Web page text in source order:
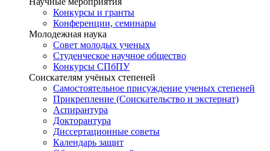
Конкурсы и гранты
Конференции, семинары
Молодежная наука
Совет молодых ученых
Студенческое научное общество
Конкурсы СПбПУ
Соискателям учёных степеней
Самостоятельное присуждение ученых степеней
Прикрепление (Соискательство и экстернат)
Аспирантура
Докторантура
Диссертационные советы
Календарь защит